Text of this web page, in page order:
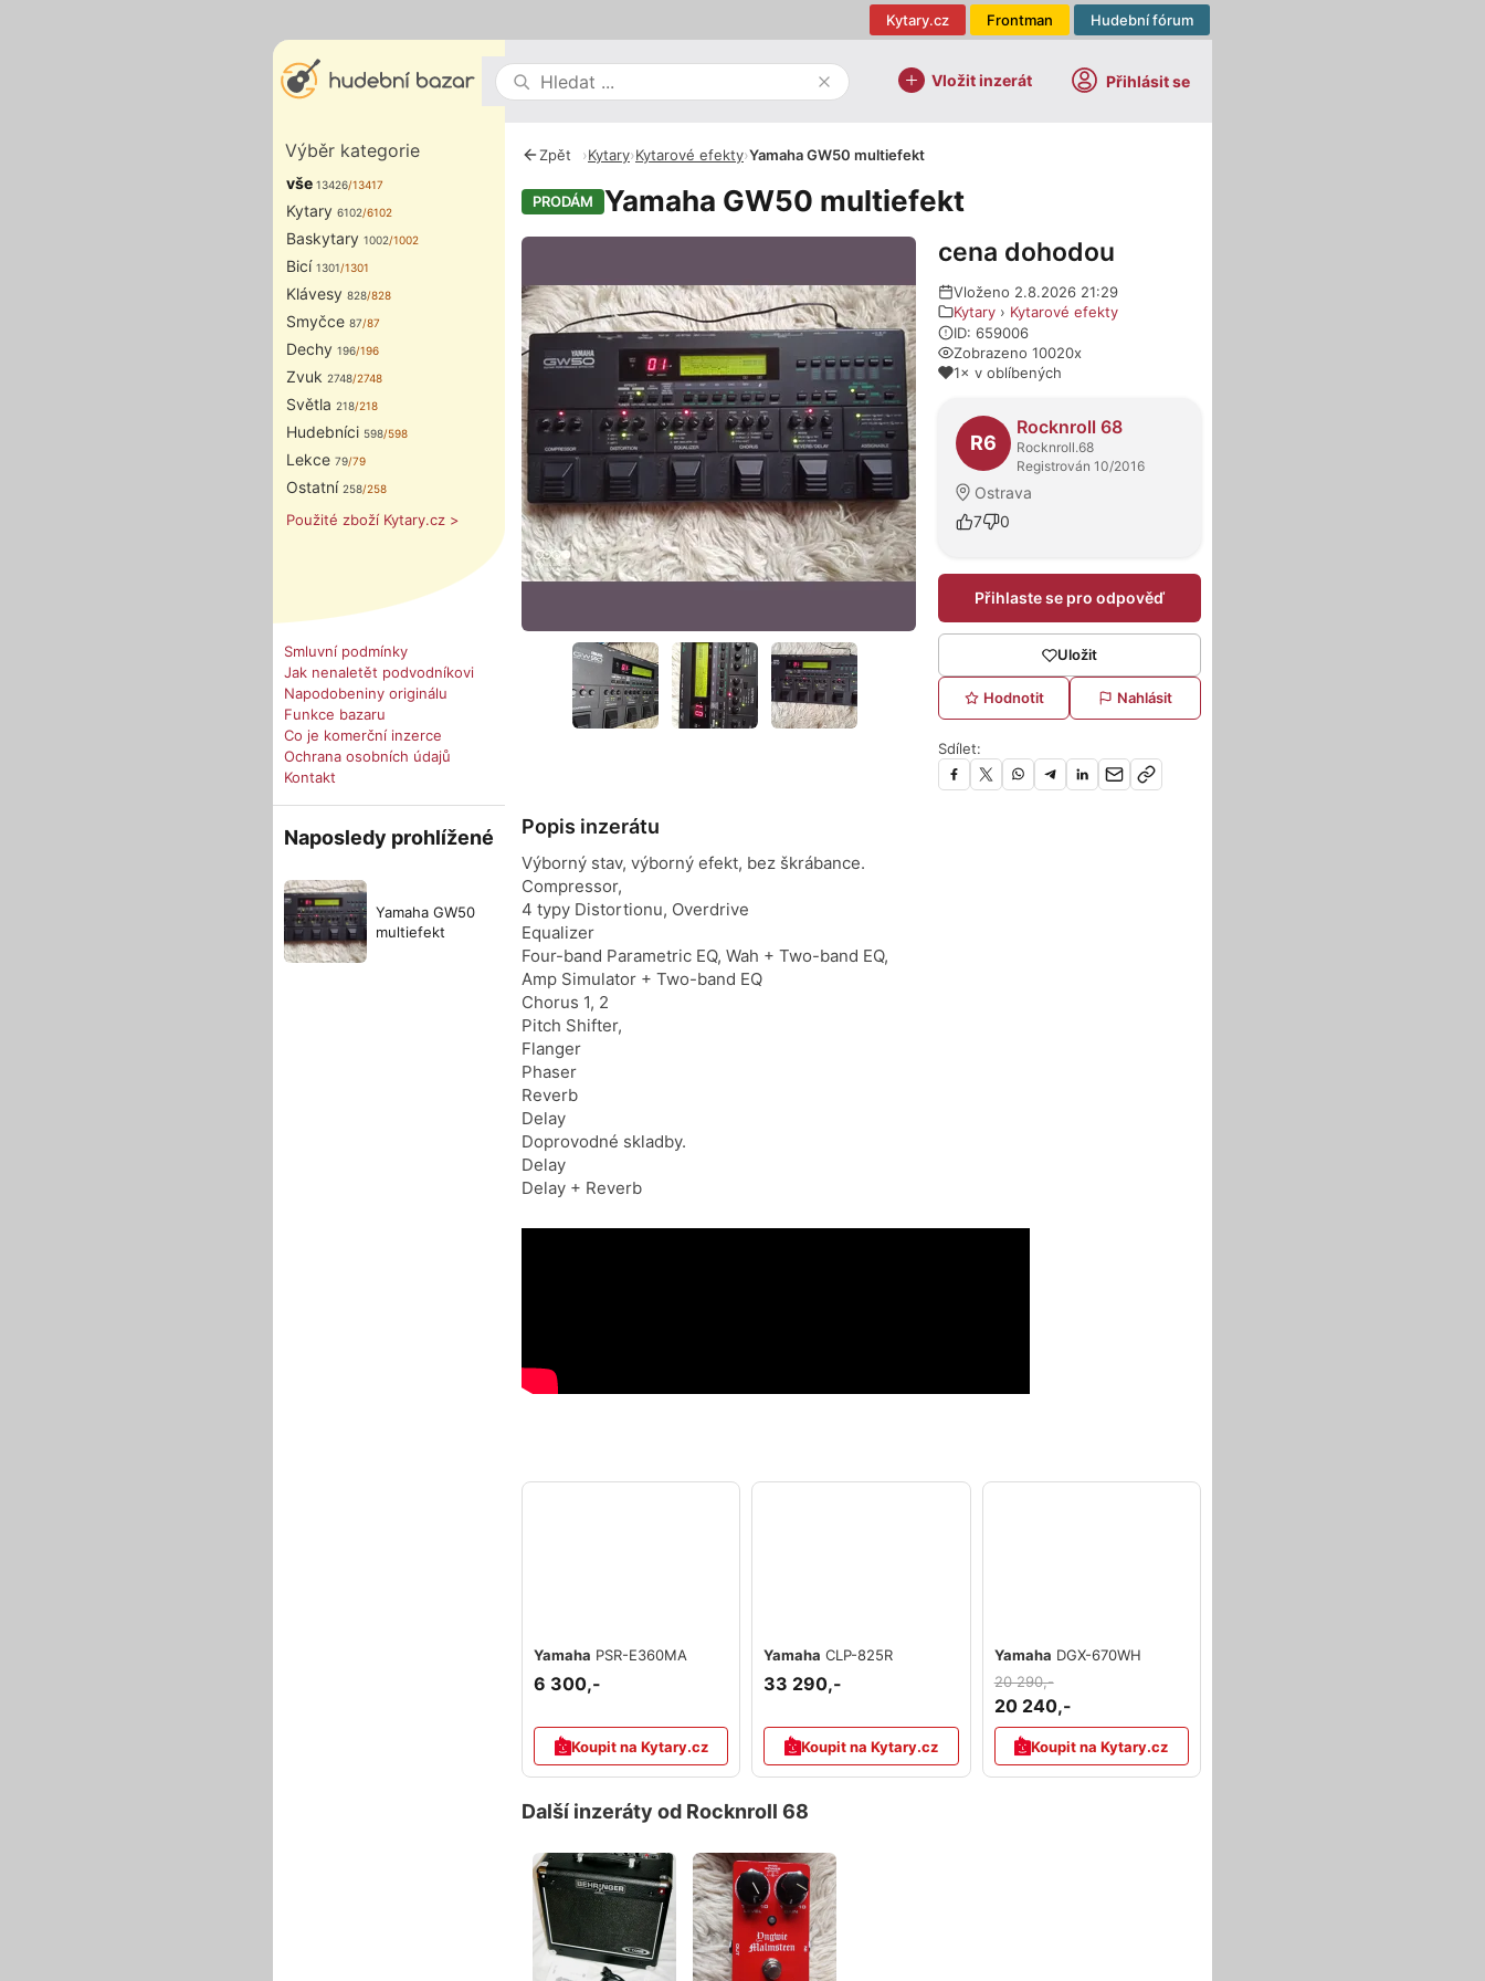
Hudební fórum
Frontman
Kytary.cz
Vložit inzerát Přihlásit se
Výběr kategorie
vše 13426/13417
Kytary 6102/6102
Baskytary 1002/1002
Bicí 1301/1301
Klávesy 828/828
Smyčce 87/87
Dechy 196/196
Zvuk 2748/2748
Světla 218/218
Hudebníci 598/598
Lekce 79/79
Ostatní 258/258
Použité zboží Kytary.cz >
Smluvní podmínky
Jak nenaletět podvodníkovi
Napodobeniny originálu
Funkce bazaru
Co je komerční inzerce
Ochrana osobních údajů
Kontakt
Naposledy prohlížené
Yamaha GW50
multiefekt
Zpět ›Kytary›Kytarové efekty›Yamaha GW50 multiefekt
PRODÁM Yamaha GW50 multiefekt
Fotografie cena dohodou
Vloženo 2.8.2026 21:29
Kytary › Kytarové efekty
ID: 659006
Zobrazeno 10020x
1× v oblíbených
O prodejci
R6
Rocknroll 68
Rocknroll.68
Registrován 10/2016
Ostrava
7
0
Přihlaste se pro odpověď
Uložit
Hodnotit Nahlásit
Sdílet:
Popis inzerátu
Výborný stav, výborný efekt, bez škrábance.
Compressor,
4 typy Distortionu, Overdrive
Equalizer
Four-band Parametric EQ, Wah + Two-band EQ,
Amp Simulator + Two-band EQ
Chorus 1, 2
Pitch Shifter,
Flanger
Phaser
Reverb
Delay
Doprovodné skladby.
Delay
Delay + Reverb
Yamaha PSR-E360MA
6 300,-
Koupit na Kytary.cz
Yamaha CLP-825R
33 290,-
Koupit na Kytary.cz
Yamaha DGX-670WH
20 290,-
20 240,-
Koupit na Kytary.cz
Další inzeráty od Rocknroll 68